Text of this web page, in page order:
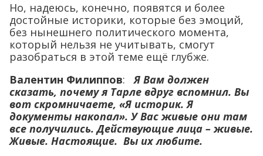
Но, надеюсь, конечно, появятся и более
достойные историки, которые без эмоций,
без нынешнего политического момента,
который нельзя не учитывать, смогут
разобраться в этой теме ещё глубже.
Валентин Филиппов: Я Вам должен
сказать, почему я Тарле вдруг вспомнил. Вы
вот скромничаете, «Я историк. Я
документы накопал». У Вас живые они там
все получились. Действующие лица – живые.
Живые. Настоящие. Вы их любите.